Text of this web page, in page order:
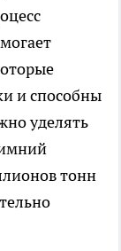
и способны
уделять
тонн